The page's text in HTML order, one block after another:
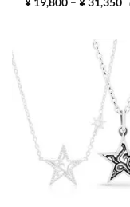
¥19,800 – ¥31,350